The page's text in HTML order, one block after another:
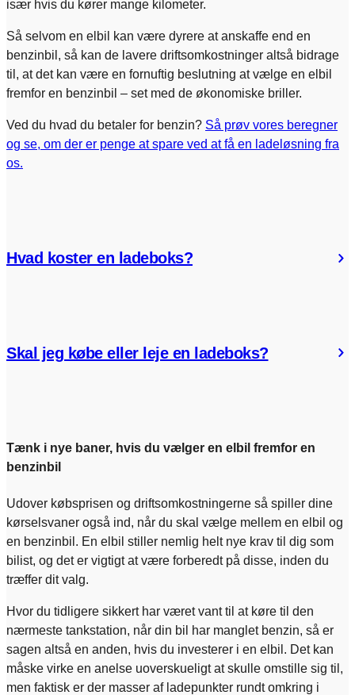
især hvis du kører mange kilometer.
Så selvom en elbil kan være dyrere at anskaffe end en
benzinbil, så kan de lavere driftsomkostninger altså bidrage
til, at det kan være en fornuftig beslutning at vælge en elbil
fremfor en benzinbil – set med de økonomiske briller.
Ved du hvad du betaler for benzin? Så prøv vores beregner
og se, om der er penge at spare ved at få en ladeløsning fra
os.
Hvad koster en ladeboks?
Skal jeg købe eller leje en ladeboks?
Tænk i nye baner, hvis du vælger en elbil fremfor en
benzinbil
Udover købsprisen og driftsomkostningerne så spiller dine
kørselsvaner også ind, når du skal vælge mellem en elbil og
en benzinbil. En elbil stiller nemlig helt nye krav til dig som
bilist, og det er vigtigt at være forberedt på disse, inden du
træffer dit valg.
Hvor du tidligere sikkert har været vant til at køre til den
nærmeste tankstation, når din bil har manglet benzin, så er
sagen altså en anden, hvis du investerer i en elbil. Det kan
måske virke en anelse uoverskueligt at skulle omstille sig til,
men faktisk er der masser af ladepunkter rundt omkring i